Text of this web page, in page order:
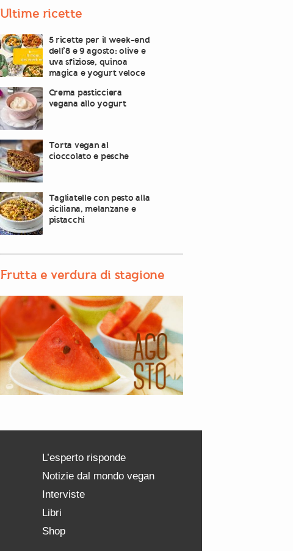
Ultime ricette
5 ricette per il week-end
dell’8 e 9 agosto: olive e
uva sfiziose, quinoa
magica e yogurt veloce
Crema pasticciera
vegana allo yogurt
Torta vegan al
cioccolato e pesche
Tagliatelle con pesto alla
siciliana, melanzane e
pistacchi
Frutta e verdura di stagione
L’esperto risponde
Notizie dal mondo vegan
Interviste
Libri
Shop